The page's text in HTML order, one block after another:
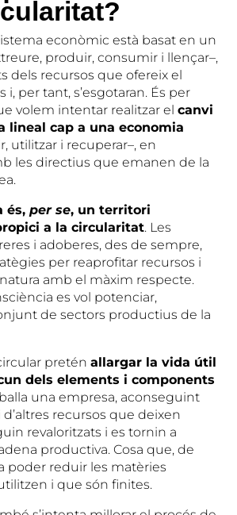
econòmic està basat en un
produir, consumir i llençar–,
dels recursos que ofereix el
i, per tant, s’esgotaran. És per
volem intentar realitzar elcanvi
lineal cap a una economia
utilitzar i recuperar–, en
les directius que emanen de la
és,per se, un territori
a la circularitat. Les
i adoberes, des de sempre,
per reaprofitar recursos i
amb el màxim respecte.
es vol potenciar,
de sectors productius de la
preténallargar la vida útil
dels elements i components
una empresa, aconseguint
recursos que deixen
revaloritzats i es tornin a
productiva. Cosa que, de
poder reduir les matèries
i que són finites.